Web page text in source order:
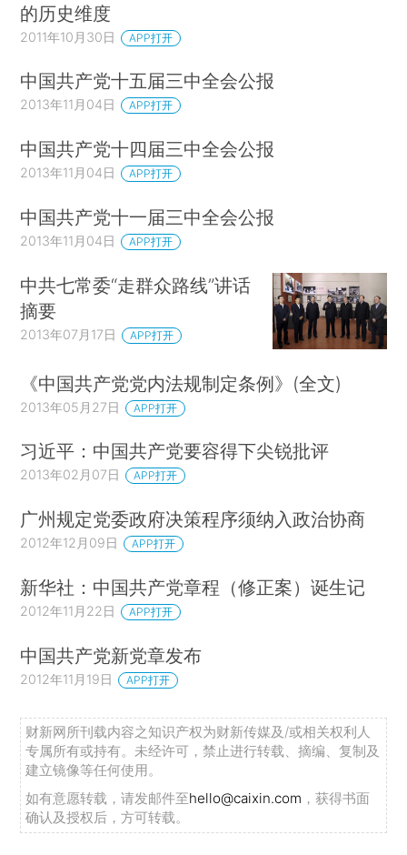
的历史维度
2011年10月30日 APP打开
中国共产党十五届三中全会公报
2013年11月04日 APP打开
中国共产党十四届三中全会公报
2013年11月04日 APP打开
中国共产党十一届三中全会公报
2013年11月04日 APP打开
中共七常委“走群众路线”讲话
摘要
2013年07月17日 APP打开
《中国共产党党内法规制定条例》(全文)
2013年05月27日 APP打开
习近平：中国共产党要容得下尖锐批评
2013年02月07日 APP打开
广州规定党委政府决策程序须纳入政治协商
2012年12月09日 APP打开
新华社：中国共产党章程（修正案）诞生记
2012年11月22日 APP打开
中国共产党新党章发布
2012年11月19日 APP打开
财新网所刊载内容之知识产权为财新传媒及/或相关权利人
专属所有或持有。未经许可，禁止进行转载、摘编、复制及
建立镜像等任何使用。
如有意愿转载，请发邮件至hello@caixin.com ，获得书面
确认及授权后，方可转载。